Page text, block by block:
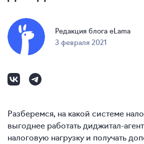
Редакция блога eLama
3 февраля 2021
Разберемся, на какой системе
выгоднее работать диджитал-
налоговую нагрузку и получать